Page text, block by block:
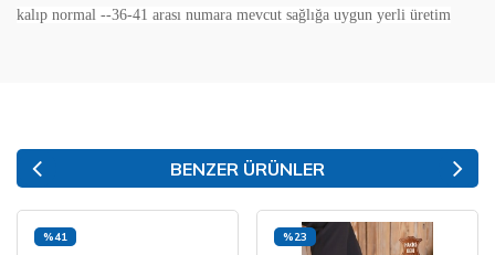
kalıp normal --36-41 arası numara mevcut sağlığa uygun yerli üretim
BENZER ÜRÜNLER
%41 %23